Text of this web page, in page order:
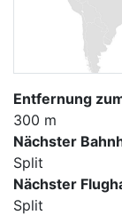
Entfernung
300 m
Nächster
Split
Nächster
Split